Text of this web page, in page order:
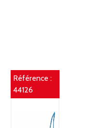
Référence :
44126